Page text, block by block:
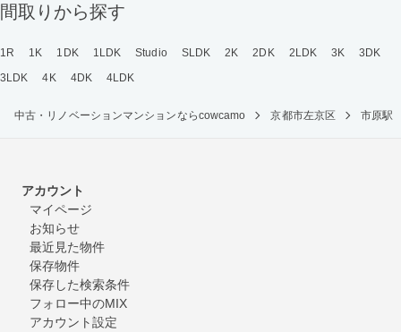
間取りから探す
1R 1K 1DK 1LDK Studio SLDK 2K 2DK 2LDK 3K
3DK
3LDK
4K 4DK 4LDK
中古・リノベーションマンションならcowcamo 京都市左京区 市原駅
アカウント
マイページ
お知らせ
最近見た物件
保存物件
保存した検索条件
フォロー中のMIX
アカウント設定